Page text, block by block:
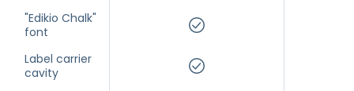
"Edikio Chalk"
font
Label carrier
cavity